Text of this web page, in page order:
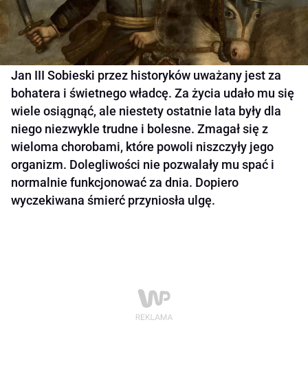
Jan III Sobieski przez historyków uważany jest za
bohatera i świetnego władcę. Za życia udało mu się
wiele osiągnąć, ale niestety ostatnie lata były dla
niego niezwykle trudne i bolesne. Zmagał się z
wieloma chorobami, które powoli niszczyły jego
organizm. Dolegliwości nie pozwalały mu spać i
normalnie funkcjonować za dnia. Dopiero
wyczekiwana śmierć przyniosła ulgę.